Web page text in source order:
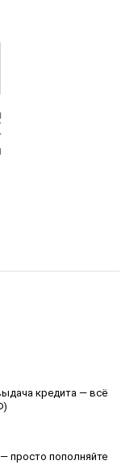
кредита — всё
просто пополняйте